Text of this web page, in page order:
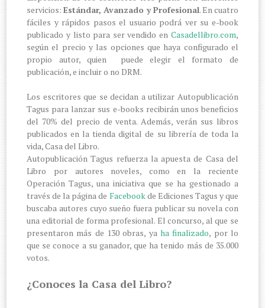
servicios:Estándar, Avanzado y Profesional. En cuatro
fáciles y rápidos pasos el usuario podrá ver su e-book
publicado y listo para ser vendido en Casadellibro.com,
según el precio y las opciones que haya configurado el
propio autor, quien puede elegir el formato de
publicación, e incluir o no DRM.
Los escritores que se decidan a utilizar Autopublicación
Tagus para lanzar sus e-books recibirán unos beneficios
del 70% del precio de venta. Además, verán sus libros
publicados en la tienda digital de su librería de toda la
vida, Casa del Libro.
Autopublicación Tagus refuerza la apuesta de Casa del
Libro por autores noveles, como en la reciente
Operación Tagus, una iniciativa que se ha gestionado a
través de la página de Facebookde Ediciones Tagus y que
buscaba autores cuyo sueño fuera publicar su novela con
una editorial de forma profesional. El concurso, al que se
presentaron más de 130 obras, ya ha finalizado, por lo
que se conoce a su ganador, que ha tenido más de 35.000
votos.
¿Conoces la Casa del Libro?